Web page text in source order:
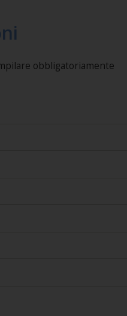
obbligatoriamente